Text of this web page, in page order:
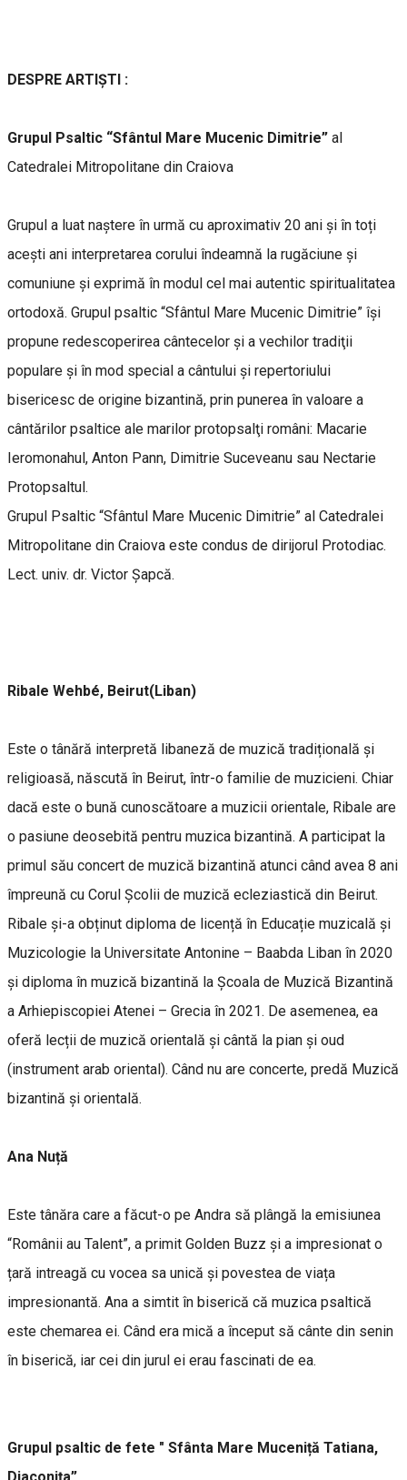
DESPRE ARTIȘTI :
Grupul Psaltic “Sfântul Mare Mucenic Dimitrie” al
Catedralei Mitropolitane din Craiova
Grupul a luat naștere în urmă cu aproximativ 20 ani și în toți
acești ani interpretarea corului îndeamnă la rugăciune și
comuniune și exprimă în modul cel mai autentic spiritualitatea
ortodoxă. Grupul psaltic “Sfântul Mare Mucenic Dimitrie” își
propune redescoperirea cântecelor şi a vechilor tradiţii
populare şi în mod special a cântului şi repertoriului
bisericesc de origine bizantină, prin punerea în valoare a
cântărilor psaltice ale marilor protopsalţi români: Macarie
Ieromonahul, Anton Pann, Dimitrie Suceveanu sau Nectarie
Protopsaltul.
Grupul Psaltic “Sfântul Mare Mucenic Dimitrie” al Catedralei
Mitropolitane din Craiova este condus de dirijorul Protodiac.
Lect. univ. dr. Victor Șapcă.
Ribale Wehbé, Beirut(Liban)
Este o tânără interpretă libaneză de muzică tradițională și
religioasă, născută în Beirut, într-o familie de muzicieni. Chiar
dacă este o bună cunoscătoare a muzicii orientale, Ribale are
o pasiune deosebită pentru muzica bizantină. A participat la
primul său concert de muzică bizantină atunci când avea 8 ani
împreună cu Corul Școlii de muzică ecleziastică din Beirut.
Ribale și-a obținut diploma de licență în Educație muzicală și
Muzicologie la Universitate Antonine – Baabda Liban în 2020
și diploma în muzică bizantină la Școala de Muzică Bizantină
a Arhiepiscopiei Atenei – Grecia în 2021. De asemenea, ea
oferă lecții de muzică orientală și cântă la pian și oud
(instrument arab oriental). Când nu are concerte, predă Muzică
bizantină și orientală.
Ana Nuță
Este tânăra care a făcut-o pe Andra să plângă la emisiunea
“Românii au Talent”, a primit Golden Buzz și a impresionat o
țară intreagă cu vocea sa unică și povestea de viața
impresionantă. Ana a simtit în biserică că muzica psaltică
este chemarea ei. Când era mică a început să cânte din senin
în biserică, iar cei din jurul ei erau fascinati de ea.
Grupul psaltic de fete " Sfânta Mare Muceniță Tatiana,